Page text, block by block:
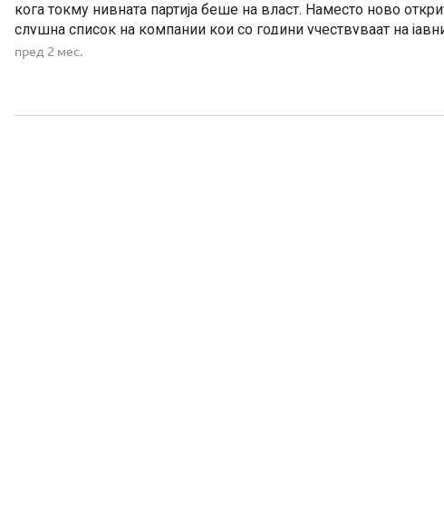
кога токму нивната партија беше на власт. Наместо ново
слушна список на компании кои со години учествуваат на
добивале договори од институции управувани од
пред 2 мес.